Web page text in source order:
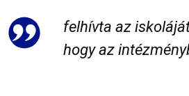
felhívta az
hogy az